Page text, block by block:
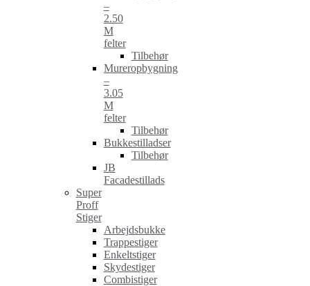
–
2.50
M
felter
Tilbehør
Mureropbygning
–
3.05
M
felter
Tilbehør
Bukkestilladser
Tilbehør
JB
Facadestillads
Super
Proff
Stiger
Arbejdsbukke
Trappestiger
Enkeltstiger
Skydestiger
Combistiger